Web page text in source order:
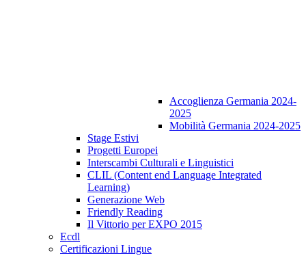
Accoglienza Germania 2024-
2025
Mobilità Germania 2024-2025
Stage Estivi
Progetti Europei
Interscambi Culturali e Linguistici
CLIL (Content end Language Integrated
Learning)
Generazione Web
Friendly Reading
Il Vittorio per EXPO 2015
Ecdl
Certificazioni Lingue